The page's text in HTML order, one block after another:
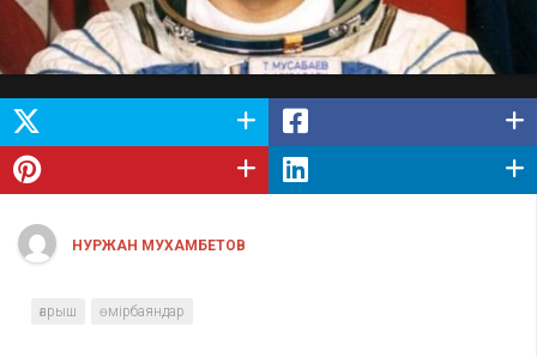
НУРЖАН МУХАМБЕТОВ
ғарыш өмірбаяндар